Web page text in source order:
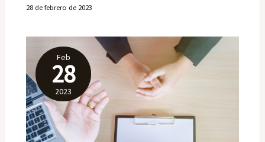
28 de febrero de 2023
Feb
28
2023